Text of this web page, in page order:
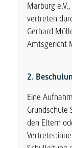
Marburg
vertreten
Gerhard
Amtsgericht
2.
Eine
Grundschule
den Eltern